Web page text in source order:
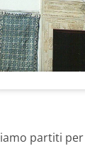
partiti